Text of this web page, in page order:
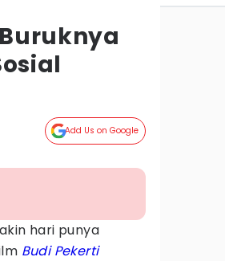
Add Us on Google
hari punya
Budi Pekerti